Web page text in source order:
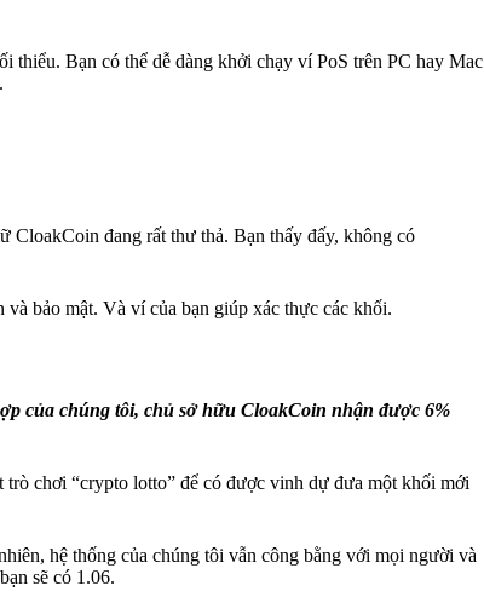
thiểu. Bạn có thể dễ dàng khởi chạy ví PoS trên PC hay Mac
CloakCoin đang rất thư thả. Bạn thấy đấy, không có
bảo mật. Và ví của bạn giúp xác thực các khối.
của chúng tôi, chủ sở hữu CloakCoin nhận được 6%
chơi “crypto lotto” để có được vinh dự đưa một khối mới
hệ thống của chúng tôi vẫn công bằng với mọi người và
sẽ có 1.06.